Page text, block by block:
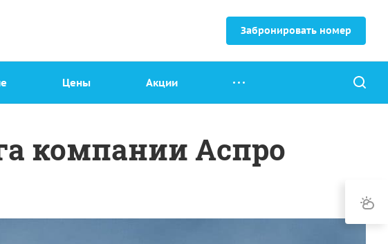
Забронировать номер
Цены Акции
компании Аспро